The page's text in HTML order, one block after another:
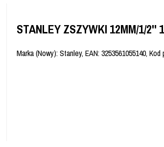
STANLEY ZSZYWKI 12MM/1/2''
Marka (Nowy): Stanley, EAN: 3253561055140,